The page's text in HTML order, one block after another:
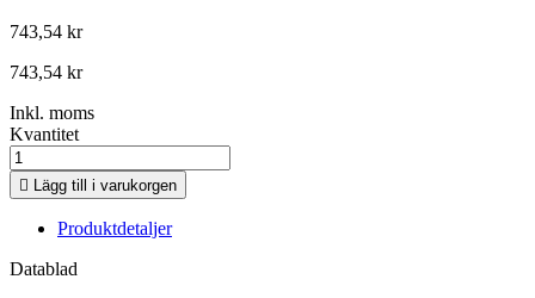
743,54 kr
743,54 kr
Inkl. moms
Kvantitet
 Lägg till i varukorgen
Produktdetaljer
Datablad